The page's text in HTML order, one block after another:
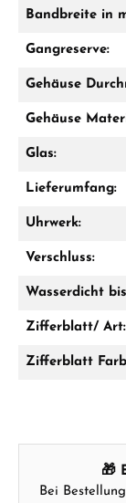
Ab
Bandbreite in
Gangreserve:
Gehäuse
Gehäuse
Glas:
Lieferumfang:
Uhrwerk:
Verschluss:
Wasserdicht
Zifferblatt/ Art:
Zifferblatt
🎁
Bei